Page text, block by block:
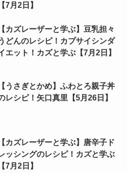
【7月2日】
【カズレーザーと学ぶ】豆乳担々
どんのレシピ！カプサイシンダ
エット！カズと学ぶ【7月2日】
【うさぎとかめ】ふわとろ親子丼
レシピ！矢口真里【5月26日】
【カズレーザーと学ぶ】唐辛子ド
ッシングのレシピ！カズと学ぶ
【7月2日】